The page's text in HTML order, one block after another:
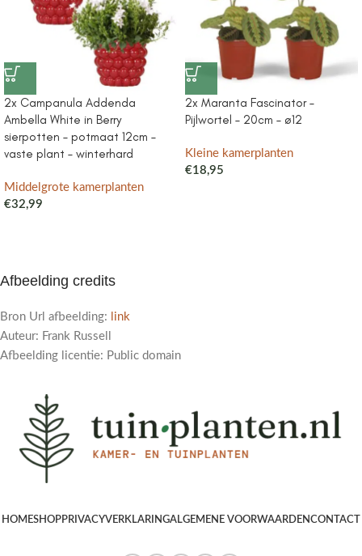
2x Campanula Addenda
Ambella White in Berry
sierpotten – potmaat 12cm –
vaste plant – winterhard
Middelgrote kamerplanten
€32,99
2x Maranta Fascinator –
Pijlwortel – 20cm – ø12
Kleine kamerplanten
€18,95
Afbeelding credits
Bron Url afbeelding:
link
Auteur: Frank Russell
Afbeelding licentie: Public domain
HOMESHOPPRIVACYVERKLARINGALGEMENE VOORWAARDENCONTACT